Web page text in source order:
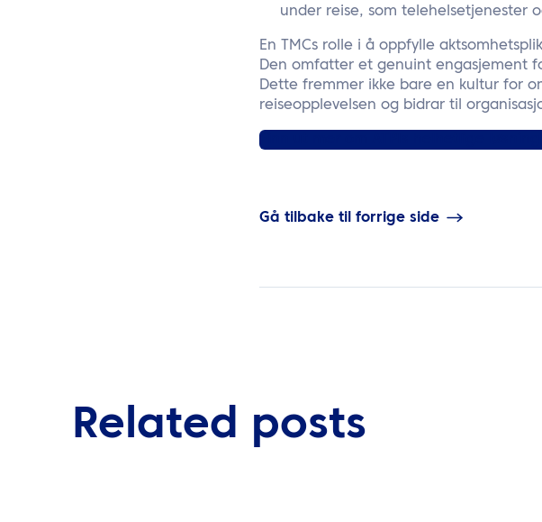
under reise, som telehelsetjenester
En TMCs rolle i å oppfylle
Den omfatter et genuint engasjement
Dette fremmer ikke bare en kultur for
reiseopplevelsen og bidrar til
Gå tilbake til forrige side
Related posts